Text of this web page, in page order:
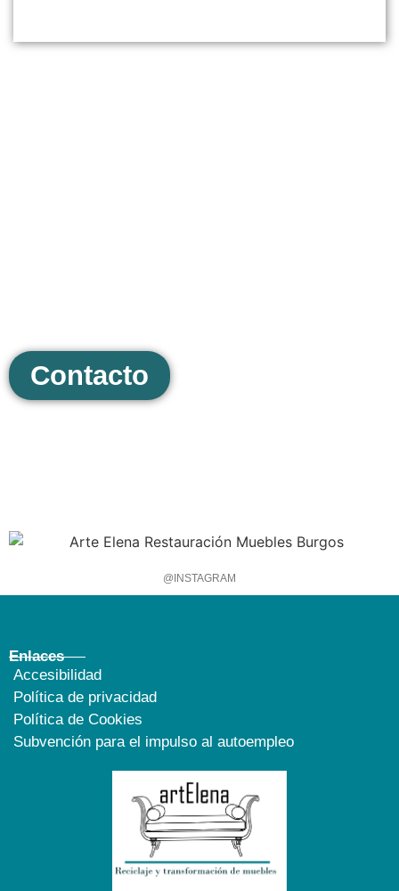
Contacto
@INSTAGRAM
Enlaces
Accesibilidad
Política de privacidad
Política de Cookies
Subvención para el impulso al autoempleo